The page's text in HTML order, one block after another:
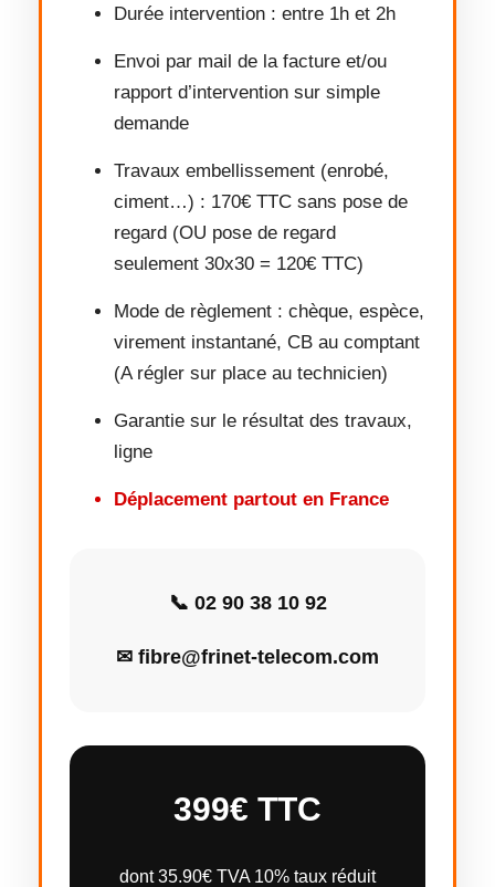
Durée intervention : entre 1h et 2h
Envoi par mail de la facture et/ou
rapport d’intervention sur simple
demande
Travaux embellissement (enrobé,
ciment…) : 170€ TTC sans pose de
regard (OU pose de regard
seulement 30x30 = 120€ TTC)
Mode de règlement : chèque, espèce,
virement instantané, CB au comptant
(A régler sur place au technicien)
Garantie sur le résultat des travaux,
ligne
Déplacement partout en France
📞 02 90 38 10 92
✉ fibre@frinet-telecom.com
399€ TTC
dont 35.90€ TVA 10% taux réduit